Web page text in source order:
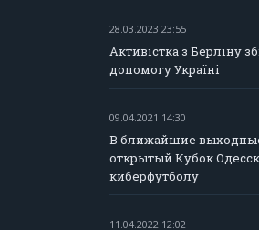
28.03.2023 23:55
Активістка з Берліну
допомогу Україні
09.04.2021 14:30
В ближайшие выходные
открытый Кубок
киберфутболу
11.04.2022 12:02